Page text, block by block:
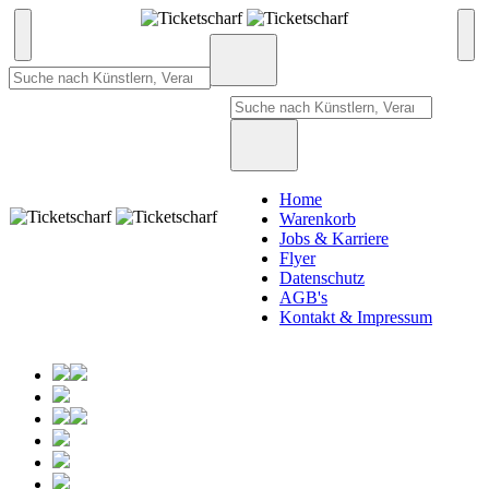
Home
Warenkorb
Jobs & Karriere
Flyer
Datenschutz
AGB's
Kontakt & Impressum